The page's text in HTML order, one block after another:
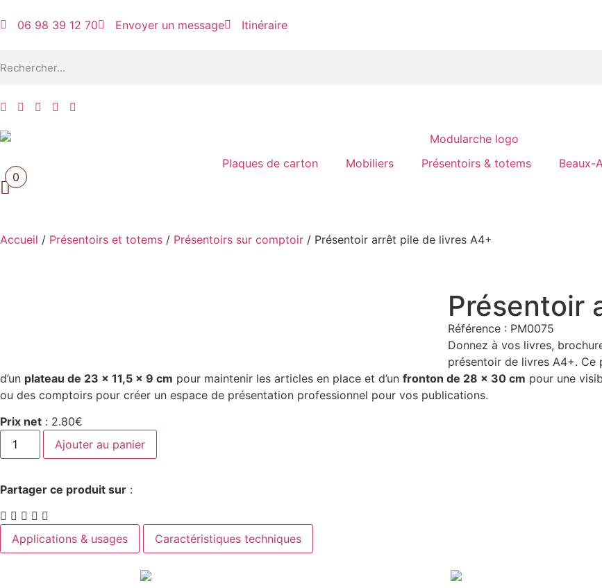
06 98 39 12 70 Envoyer un message Itinéraire
Plaques de carton Mobiliers Présentoirs & totems Beaux-
0
Accueil / Présentoirs et totems / Présentoirs sur comptoir / Présentoir arrêt pile de livres A4+
Présentoir
Référence : PM0075
Donnez à vos livres,
présentoir de livres A4+.
d’un plateau de 23 x 11,5 x 9 cm pour maintenir les articles en place et d’un fronton de 28 x 30 cm pour une
ou des comptoirs pour créer un espace de présentation professionnel pour vos publications.
Prix net : 2.80€
Ajouter au panier
Partager ce produit sur :
Applications & usages Caractéristiques techniques